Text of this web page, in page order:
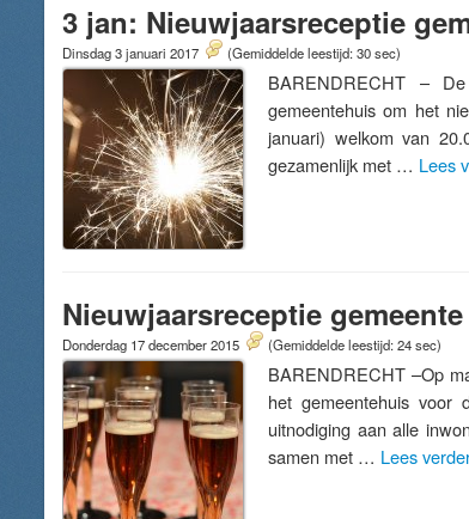
3 jan: Nieuwjaarsreceptie
Dinsdag 3 januari 2017 (Gemiddelde leestijd: 30 sec)
BARENDRECHT –
gemeentehuis om het
januari) welkom van
gezamenlijk met … Lees
Nieuwjaarsreceptie
Donderdag 17 december 2015 (Gemiddelde leestijd: 24 sec)
BARENDRECHT –Op
het gemeentehuis voor
uitnodiging aan alle
samen met … Lees